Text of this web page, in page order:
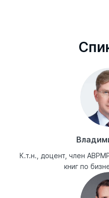
К.т.н., доцент, член
книг по